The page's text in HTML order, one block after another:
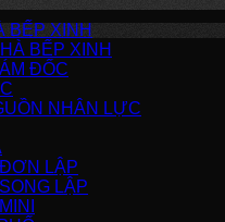
BẾP XINH
BẾP XINH
ĐỐC
NHÂN LỰC
LẬP
LẬP